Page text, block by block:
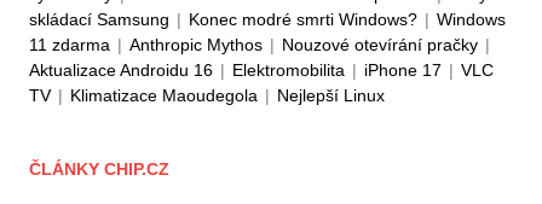
skládací Samsung | Konec modré smrti Windows? | Windows
11 zdarma | Anthropic Mythos | Nouzové otevírání pračky |
Aktualizace Androidu 16 | Elektromobilita | iPhone 17 | VLC
TV | Klimatizace Maoudegola | Nejlepší Linux
ČLÁNKY CHIP.CZ